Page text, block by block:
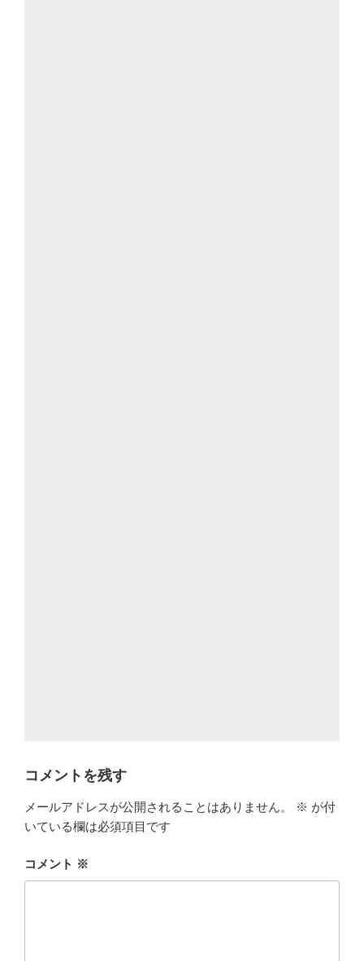
コメントを残す
メールアドレスが公開されることはありません。 ※ が付
いている欄は必須項目です
コメント ※